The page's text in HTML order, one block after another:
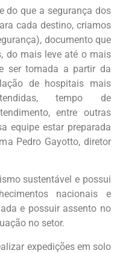
do que a segurança dos
cada destino, criamos
documento que
do mais leve até o mais
ser tomada a partir da
de hospitais mais
tempo de
entre outras
equipe estar preparada
Pedro Gayotto, diretor
sustentável e possui
nacionais e
e possuir assento no
no setor.
expedições em solo